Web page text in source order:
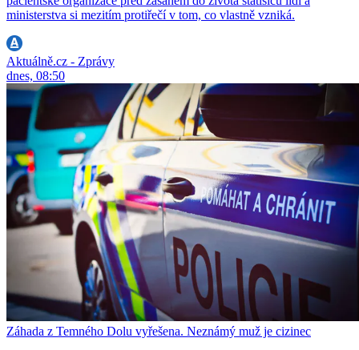
ministerstva si mezitím protiřečí v tom, co vlastně vzniká.
Aktuálně.cz - Zprávy
dnes, 08:50
Záhada z Temného Dolu vyřešena. Neznámý muž je cizinec